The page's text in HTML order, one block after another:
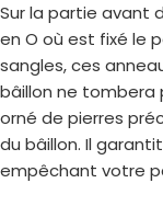
Sur la partie avant
en O où est fixé le
sangles, ces
bâillon ne tombera
orné de pierres
du bâillon. Il
empêchant votre